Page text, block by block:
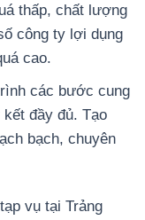
thấp, chất lượng
công ty lợi dụng
cao.
các bước cung
đầy đủ. Tạo
bạch, chuyên
vụ tại Trảng